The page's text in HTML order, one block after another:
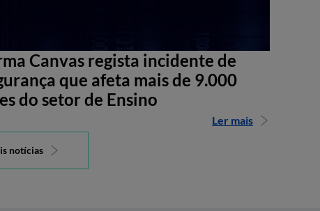
Canvas regista incidente de
que afeta mais de 9.000
do setor de Ensino
Ler mais
notícias